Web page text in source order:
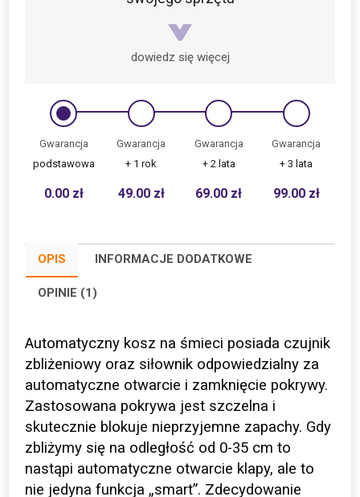
dowiedz się więcej
Gwarancja
podstawowa
0.00 zł
Gwarancja
+ 1 rok
49.00 zł
Gwarancja
+ 2 lata
69.00 zł
Gwarancja
+ 3 lata
99.00 zł
OPIS INFORMACJE DODATKOWE
OPINIE (1)
Automatyczny kosz na śmieci posiada czujnik
zbliżeniowy oraz siłownik odpowiedzialny za
automatyczne otwarcie i zamknięcie pokrywy.
Zastosowana pokrywa jest szczelna i
skutecznie blokuje nieprzyjemne zapachy. Gdy
zbliżymy się na odległość od 0-35 cm to
nastąpi automatyczne otwarcie klapy, ale to
nie jedyna funkcja „smart”. Zdecydowanie